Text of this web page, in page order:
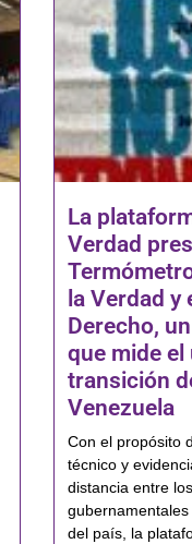
La
Verdad
la Verdad y
Derecho,
que mide el
transición
Venezuela
Con el propósito
técnico y
distancia entre
del país, la